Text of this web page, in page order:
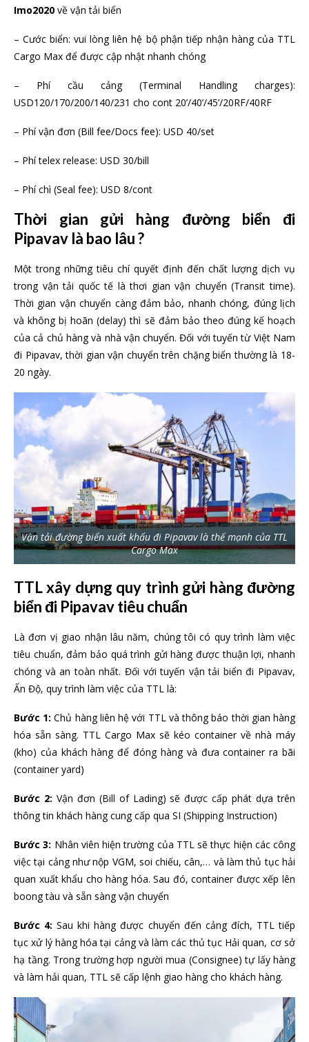
Imo2020 về vận tải biển
– Cước biển: vui lòng liên hệ bộ phận tiếp nhận hàng của TTL
Cargo Max để được cập nhật nhanh chóng
– Phí cầu cảng (Terminal Handling charges):
USD120/170/200/140/231 cho cont 20’/40’/45’/20RF/40RF
– Phí vận đơn (Bill fee/Docs fee): USD 40/set
– Phí telex release: USD 30/bill
– Phí chì (Seal fee): USD 8/cont
Thời gian gửi hàng đường biển đi
Pipavav là bao lâu ?
Một trong những tiêu chí quyết định đến chất lượng dịch vụ
trong vận tải quốc tế là thơi gian vận chuyển (Transit time).
Thời gian vận chuyển càng đảm bảo, nhanh chóng, đúng lịch
và không bị hoãn (delay) thì sẽ đảm bảo theo đúng kế hoạch
của cả chủ hàng và nhà vận chuyển. Đối với tuyến từ Việt Nam
đi Pipavav, thời gian vận chuyển trên chặng biển thường là 18-
20 ngày.
Vận tải đường biển xuất khẩu đi Pipavav là thế mạnh của TTL
Cargo Max
TTL xây dựng quy trình gửi hàng đường
biển đi Pipavav tiêu chuẩn
Là đơn vị giao nhận lâu năm, chúng tôi có quy trình làm việc
tiêu chuẩn, đảm bảo quá trình gửi hàng được thuận lợi, nhanh
chóng và an toàn nhất. Đối với tuyến vận tải biển đi Pipavav,
Ấn Độ, quy trình làm việc của TTL là:
Bước 1: Chủ hàng liên hệ với TTL và thông báo thời gian hàng
hóa sẵn sàng. TTL Cargo Max sẽ kéo container về nhà máy
(kho) của khách hàng để đóng hàng và đưa container ra bãi
(container yard)
Bước 2: Vận đơn (Bill of Lading) sẽ được cấp phát dựa trên
thông tin khách hàng cung cấp qua SI (Shipping Instruction)
Bước 3: Nhân viên hiện trường của TTL sẽ thực hiện các công
việc tại cảng như nộp VGM, soi chiếu, cân,… và làm thủ tục hải
quan xuất khẩu cho hàng hóa. Sau đó, container được xếp lên
boong tàu và sẵn sàng vận chuyển
Bước 4: Sau khi hàng được chuyển đến cảng đích, TTL tiếp
tục xử lý hàng hóa tại cảng và làm các thủ tục Hải quan, cơ sở
hạ tầng. Trong trường hợp người mua (Consignee) tự lấy hàng
và làm hải quan, TTL sẽ cấp lệnh giao hàng cho khách hàng.